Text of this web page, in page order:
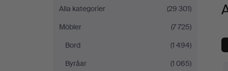
&
Stolar
på
Alla kategorier
(29 301)
Möbler
(7 725)
Bord
(1 494)
Byråar
(1 065)